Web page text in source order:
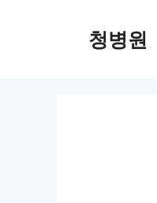
청병원